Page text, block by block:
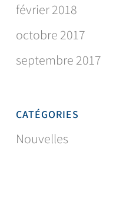
février 2018
octobre 2017
septembre 2017
CATÉGORIES
Nouvelles